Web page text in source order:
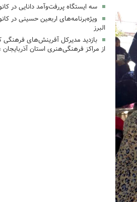
سه ایستگاه پررفت‌وآمد دانایی در
ویژه‌برنامه‌های اربعین حسینی در
البرز
بازدید مدیرکل آفرینش‌های فرهنگی
از مراکز فرهنگی‌هنری استان